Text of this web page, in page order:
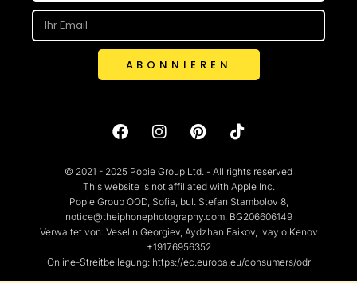
ABONNIEREN
© 2021 - 2025 Popie Group Ltd. - All rights reserved
This website is not affiliated with Apple Inc.
Popie Group OOD, Sofia, bul. Stefan Stambolov 8,
notice@theiphonephotography.com, BG206606149
Verwaltet von: Veselin Georgiev, Aydzhan Faikov, Ivaylo Kenov
+19176956352
Online-Streitbeilegung: https://ec.europa.eu/consumers/odr